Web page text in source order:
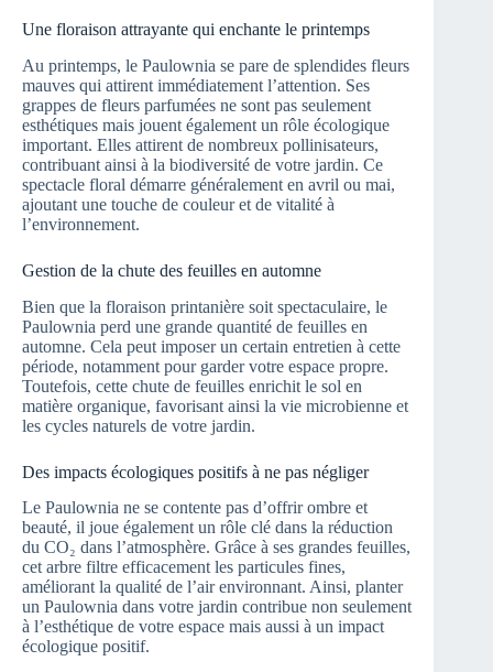
Une floraison attrayante qui enchante le printemps
Au printemps, le Paulownia se pare de splendides fleurs
mauves qui attirent immédiatement l’attention. Ses
grappes de fleurs parfumées ne sont pas seulement
esthétiques mais jouent également un rôle écologique
important. Elles attirent de nombreux pollinisateurs,
contribuant ainsi à la biodiversité de votre jardin. Ce
spectacle floral démarre généralement en avril ou mai,
ajoutant une touche de couleur et de vitalité à
l’environnement.
Gestion de la chute des feuilles en automne
Bien que la floraison printanière soit spectaculaire, le
Paulownia perd une grande quantité de feuilles en
automne. Cela peut imposer un certain entretien à cette
période, notamment pour garder votre espace propre.
Toutefois, cette chute de feuilles enrichit le sol en
matière organique, favorisant ainsi la vie microbienne et
les cycles naturels de votre jardin.
Des impacts écologiques positifs à ne pas négliger
Le Paulownia ne se contente pas d’offrir ombre et
beauté, il joue également un rôle clé dans la réduction
du CO₂ dans l’atmosphère. Grâce à ses grandes feuilles,
cet arbre filtre efficacement les particules fines,
améliorant la qualité de l’air environnant. Ainsi, planter
un Paulownia dans votre jardin contribue non seulement
à l’esthétique de votre espace mais aussi à un impact
écologique positif.